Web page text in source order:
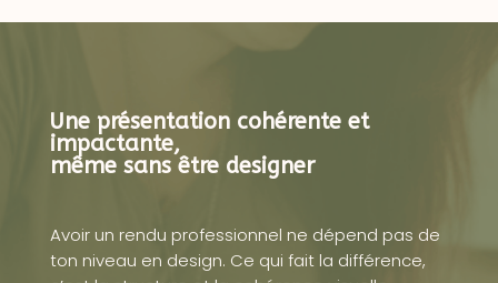
Une présentation cohérente et
impactante,
même sans être designer
Avoir un rendu professionnel ne dépend pas de
ton niveau en design. Ce qui fait la différence,